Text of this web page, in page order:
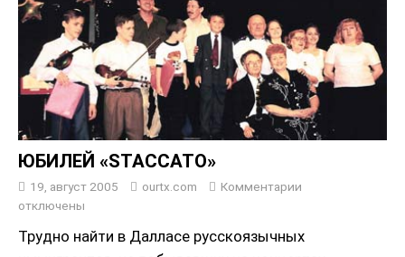
ЮБИЛЕЙ «STACCATO»
19, август 2005 ourtx.com
Комментарии
отключены
Трудно найти в Далласе русскоязычных